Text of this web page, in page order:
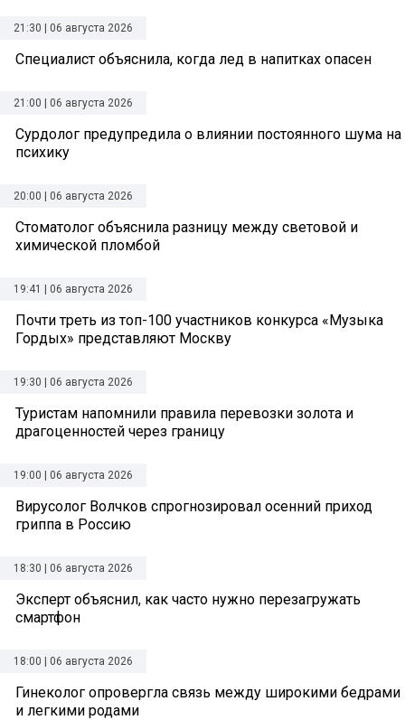
21:30 | 06 августа 2026
Специалист объяснила, когда лед в напитках опасен
21:00 | 06 августа 2026
Сурдолог предупредила о влиянии постоянного шума на
психику
20:00 | 06 августа 2026
Стоматолог объяснила разницу между световой и
химической пломбой
19:41 | 06 августа 2026
Почти треть из топ-100 участников конкурса «Музыка
Гордых» представляют Москву
19:30 | 06 августа 2026
Туристам напомнили правила перевозки золота и
драгоценностей через границу
19:00 | 06 августа 2026
Вирусолог Волчков спрогнозировал осенний приход
гриппа в Россию
18:30 | 06 августа 2026
Эксперт объяснил, как часто нужно перезагружать
смартфон
18:00 | 06 августа 2026
Гинеколог опровергла связь между широкими бедрами
и легкими родами